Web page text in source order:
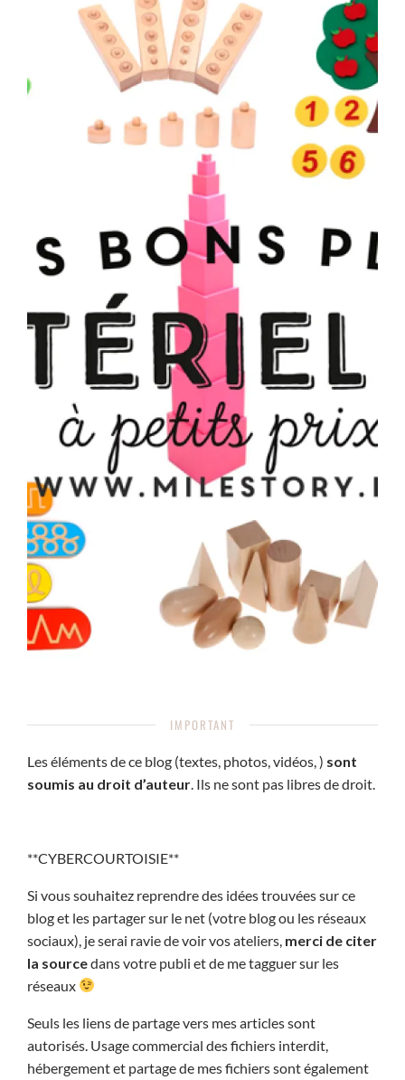
IMPORTANT
Les éléments de ce blog (textes, photos, vidéos, ) sont
soumis au droit d’auteur . Ils ne sont pas libres de droit.
**CYBERCOURTOISIE**
Si vous souhaitez reprendre des idées trouvées sur ce
blog et les partager sur le net (votre blog ou les réseaux
sociaux), je serai ravie de voir vos ateliers, merci de citer
la sourcedans votre publi et de me tagguer sur les
réseaux
Seuls les liens de partage vers mes articles sont
autorisés. Usage commercial des fichiers interdit,
hébergement et partage de mes fichiers sont également